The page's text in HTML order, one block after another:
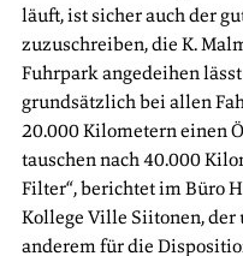
läuft, ist sicher auch der
zuzuschreiben, die K.
Fuhrpark angedeihen
grundsätzlich bei allen
20.000 Kilometern einen
tauschen nach 40.000
Filter“, berichtet im Büro
Kollege Ville Siitonen, der
anderem für die